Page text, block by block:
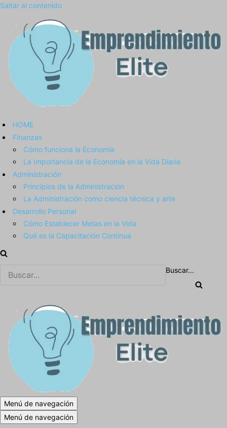
Saltar al contenido
HOME
Finanzas
Cómo funciona la Economía
La Importancia de la Economía en la Vida Diaria
Administración
Principios de la Administración
La Administración como ciencia técnica y arte
Desarrollo Personal
Cómo Establecer Metas en la Vida
Qué es la Capacitación Continua
Buscar...
Menú de navegación
Menú de navegación